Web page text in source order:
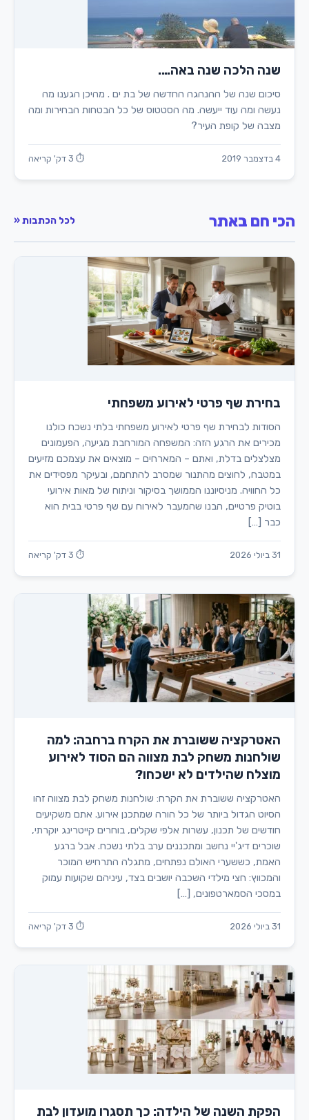
שנה הלכה שנה באה….
סיכום שנה של ההנהגה החדשה של בת ים . מהיכן הגענו מה
נעשה ומה עוד ייעשה. מה הסטטוס של כל הבטחות הבחירות ומה
מצבה של קופת העיר?
4 בדצמבר 2019 ⏱ 3 דק' קריאה
הכי חם באתר לכל הכתבות «
בחירת שף פרטי לאירוע משפחתי
הסודות לבחירת שף פרטי לאירוע משפחתי בלתי נשכח כולנו
מכירים את הרגע הזה: המשפחה המורחבת מגיעה, הפעמונים
מצלצלים בדלת, ואתם – המארחים – מוצאים את עצמכם מזיעים
במטבח, לחוצים מהתנור שמסרב להתחמם, ובעיקר מפסידים את
כל החוויה. מניסיוננו הממושך בסיקור וניתוח של מאות אירועי
בוטיק פרטיים, הבנו שהמעבר לאירוח עם שף פרטי בבית הוא
כבר […]
31 ביולי 2026 ⏱ 3 דק' קריאה
האטרקציה ששוברת את הקרח ברחבה: למה
שולחנות משחק לבת מצווה הם הסוד לאירוע
מוצלח שהילדים לא ישכחו?
האטרקציה ששוברת את הקרח: שולחנות משחק לבת מצווה זהו
הסיוט הגדול ביותר של כל הורה שמתכנן אירוע. אתם משקיעים
חודשים של תכנון, עשרות אלפי שקלים, בוחרים קייטרינג יוקרתי,
שוכרים דיג'יי נחשב ומתכננים ערב בלתי נשכח. אבל ברגע
האמת, כששערי האולם נפתחים, מתגלה התרחיש המוכר
והמכווץ: חצי מילדי השכבה יושבים בצד, עיניהם שקועות עמוק
במסכי הסמארטפונים, […]
31 ביולי 2026 ⏱ 3 דק' קריאה
הפקת השנה של הילדה: כך תסגרו מועדון לבת